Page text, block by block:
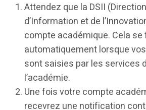
Attendez que la DSII
d’Information et de
compte académique. Cela se
automatiquement lorsque
sont saisies par les services
l’académie.
Une fois votre compte
recevrez une notification